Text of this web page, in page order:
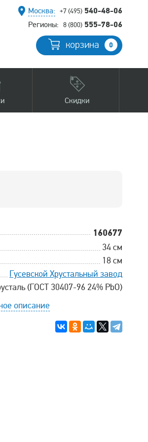
Москва: +7 (495) 540-48-06
Регионы: 8 (800) 555-78-06
корзина 0
Скидки
160677
34 см
18 см
Гусевской Хрустальный завод
(ГОСТ 30407-96 24% PbO)
описание